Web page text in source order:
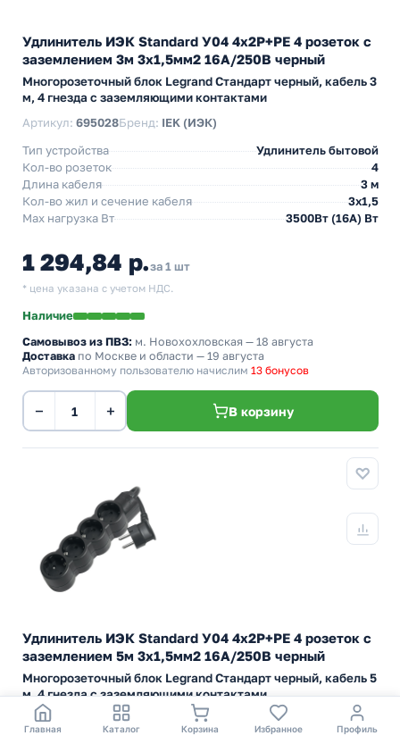
Удлинитель ИЭК Standard У04 4х2P+PE 4 розеток с
заземлением 3м 3х1,5мм2 16А/250В черный
Многорозеточный блок Legrand Стандарт черный, кабель 3
м, 4 гнезда с заземляющими контактами
Артикул: 695028Бренд: IEK (ИЭК)
Тип устройства
Удлинитель бытовой
Кол-во розеток
4
Длина кабеля
3 м
Кол-во жил и сечение кабеля
3х1,5
Max нагрузка Вт
3500Вт (16А) Вт
1 294,84 р.за 1 шт
* цена указана с учетом НДС.
Наличие
Самовывоз из ПВЗ: м. Новохохловская — 18 августа
Доставка по Москве и области — 19 августа
Авторизованному пользователю начислим 13 бонусов
− + В корзину
Удлинитель ИЭК Standard У04 4х2P+PE 4 розеток с
заземлением 5м 3х1,5мм2 16А/250В черный
Многорозеточный блок Legrand Стандарт черный, кабель 5
м, 4 гнезда с заземляющими контактами
Артикул:
695030Бренд:
IEK (ИЭК)
Главная Каталог Корзина Избранное Профиль